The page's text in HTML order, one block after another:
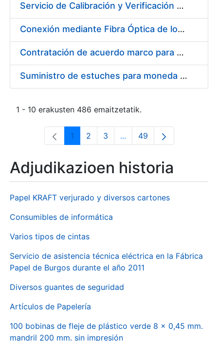
Servicio de Calibración y Verificación Externa de los Equipos de Medición del Servicio de Prevención de la FNMT-RCM
Conexión mediante Fibra Óptica de los Centros de Proceso de Datos (CPDs) de las sedes de la FNMT-RCM de Burgos y Madrid
Contratación de acuerdo marco para el Suministro de Material de Electricidad para la Fábrica Nacional de Moneda y Timbre-Real Casa de la Moneda en su centro de trabajo de Burgos
Suministro de estuches para moneda de 30 €
1 - 10 erakusten 486 emaitzetatik.
Orrialdea
1 Orrialdea
2 Orrialdea
3 ...Intermediate Pages Use
Orrialdea
49
Adjudikazioen historia
Papel KRAFT verjurado y diversos cartones
Consumibles de informática
Varios tipos de cintas
Servicio de asistencia técnica eléctrica en la Fábrica
Papel de Burgos durante el año 2011
Diversos guantes de seguridad
Artículos de Papelería
100 bobinas de fleje de plástico verde 8 x 0,45 mm.
mandril 200 mm. sin impresión